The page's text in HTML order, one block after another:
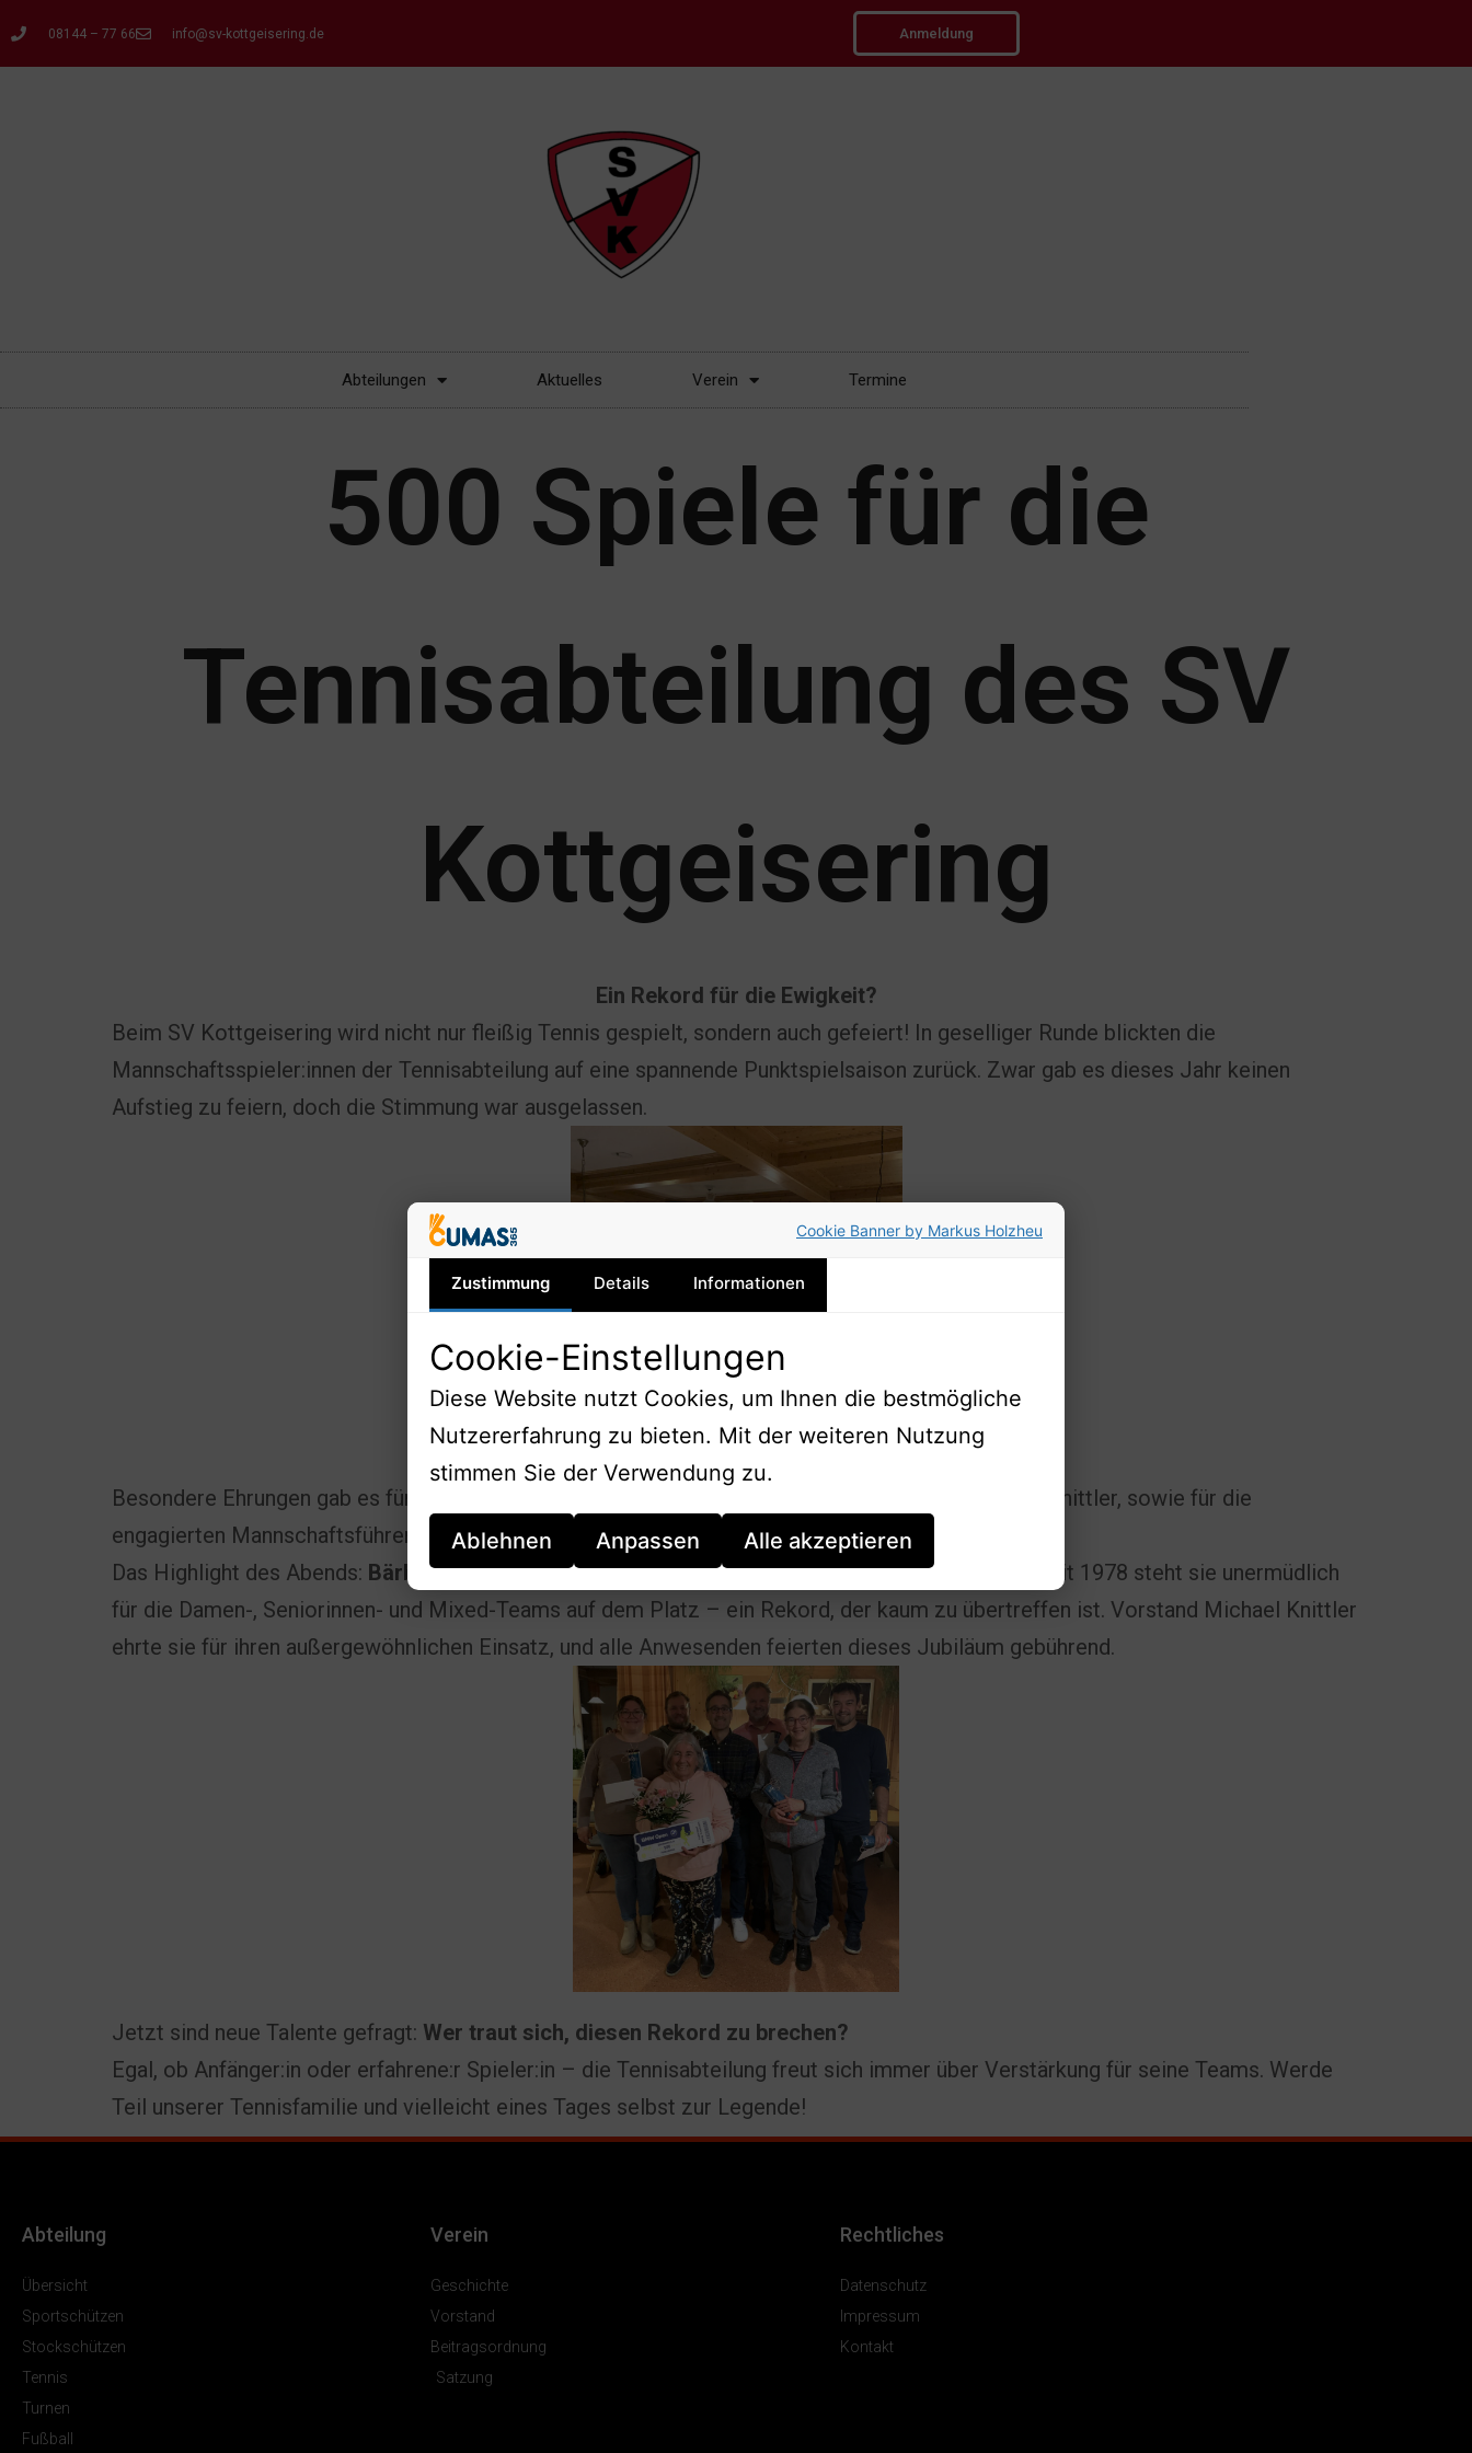
08144 – 77 66 info@sv-kottgeisering.de Anmeldung
Abteilungen Aktuelles Verein Termine
500 Spiele für die
Tennisabteilung des SV
Kottgeisering
Ein Rekord für die Ewigkeit?
Beim SV Kottgeisering wird nicht nur fleißig Tennis gespielt, sondern auch gefeiert! In geselliger Runde blickten die
Mannschaftsspieler:innen der Tennisabteilung auf eine spannende Punktspielsaison zurück. Zwar gab es dieses Jahr keinen
Aufstieg zu feiern, doch die Stimmung war ausgelassen.
Besondere Ehrungen gab es für die fleißigsten Spieler:innen der Saison, Maggi Ritter und Michael Knittler, sowie für die
engagierten Mannschaftsführer:innen.
Das Highlight des Abends: Bärbel Wicke wurde für ihre unglaublichen 500 Punktspiele geehrt!
Seit 1978 steht sie unermüdlich
für die Damen-, Seniorinnen- und Mixed-Teams auf dem Platz – ein Rekord, der kaum zu übertreffen ist. Vorstand Michael Knittler
ehrte sie für ihren außergewöhnlichen Einsatz, und alle Anwesenden feierten dieses Jubiläum gebührend.
Jetzt sind neue Talente gefragt: Wer traut sich, diesen Rekord zu brechen?
Egal, ob Anfänger:in oder erfahrene:r Spieler:in – die Tennisabteilung freut sich immer über Verstärkung für seine Teams. Werde
Teil unserer Tennisfamilie und vielleicht eines Tages selbst zur Legende!
Abteilung
Übersicht
Sportschützen
Stockschützen
Tennis
Turnen
Fußball
Verein
Geschichte
Vorstand
Beitragsordnung
Satzung
Rechtliches
Datenschutz
Impressum
Kontakt
Cookie Banner by Markus Holzheu
Zustimmung Details Informationen
Cookie-Einstellungen
Diese Website nutzt Cookies, um Ihnen die bestmögliche
Nutzererfahrung zu bieten. Mit der weiteren Nutzung
stimmen Sie der Verwendung zu.
Ablehnen Anpassen Alle akzeptieren